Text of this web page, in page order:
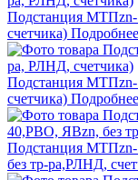
Подстанция МТПzn-
счетчика) Подробнее
Подстанция МТПzn-
счетчика) Подробнее
Подстанция
без тр-ра,РЛНД,